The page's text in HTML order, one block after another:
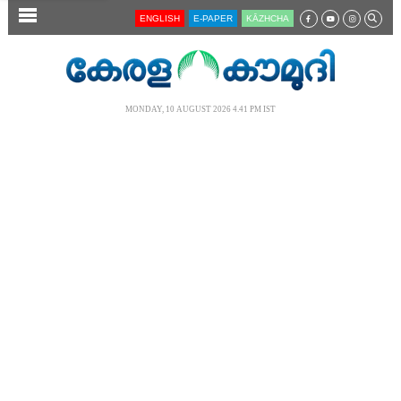
SECTIONS ENGLISH E-PAPER KĀZHCHA
MONDAY, 10 AUGUST 2026 4.41 PM IST